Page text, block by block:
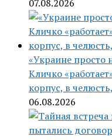
07.08.2026
«Украине просто
Кличко
корпус, в
06.08.2026